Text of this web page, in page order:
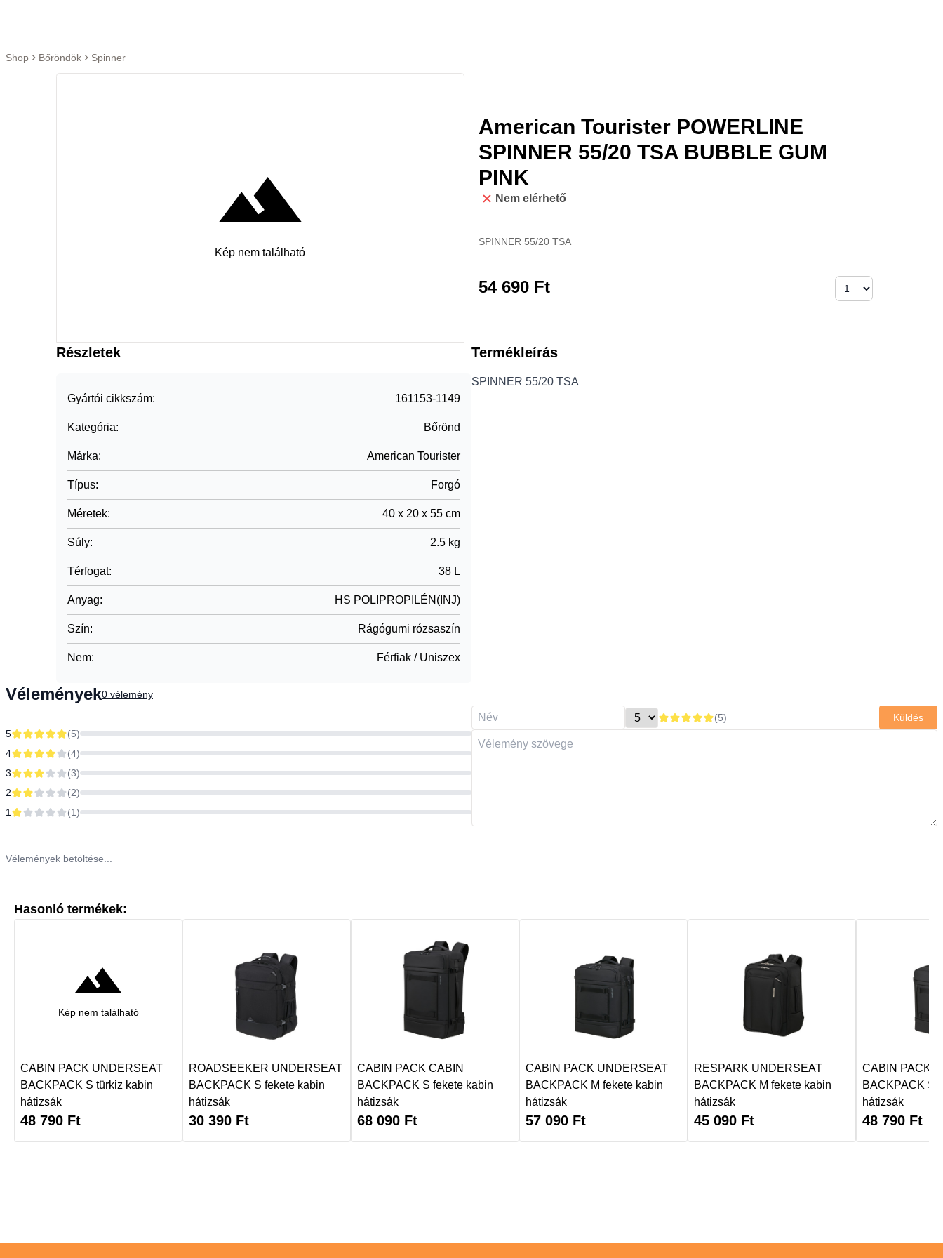
Ugrás a tartalomra
Shop Bőröndök Spinner
Kép nem található
American Tourister POWERLINE
SPINNER 55/20 TSA BUBBLE GUM
PINK
Nem elérhető
SPINNER 55/20 TSA
54 690Ft
Részletek
Gyártói cikkszám: 161153-1149
Kategória: Bőrönd
Márka: American Tourister
Típus: Forgó
Méretek: 40 x 20 x 55 cm
Súly: 2.5 kg
Térfogat: 38 L
Anyag: HS POLIPROPILÉN(INJ)
Szín: Rágógumi rózsaszín
Nem: Férfiak / Uniszex
Termékleírás
SPINNER 55/20 TSA
Vélemények0 vélemény
5 (5)
4
(4)
3
(3)
2
(2)
1
(1)
(5) Küldés
Vélemények betöltése...
Hasonló termékek:
Kép nem található
CABIN PACK UNDERSEAT
BACKPACK S türkiz kabin
hátizsák
48 790 Ft
ROADSEEKER UNDERSEAT
BACKPACK S fekete kabin
hátizsák
30 390 Ft
CABIN PACK CABIN
BACKPACK S fekete kabin
hátizsák
68 090 Ft
CABIN PACK UNDERSEAT
BACKPACK M fekete kabin
hátizsák
57 090 Ft
RESPARK UNDERSEAT
BACKPACK M fekete kabin
hátizsák
45 090 Ft
CABIN PACK
BACKPACK S
hátizsák
48 790 Ft